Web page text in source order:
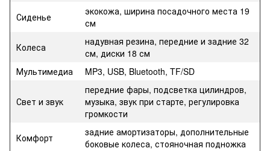
Сиденье
экокожа, ширина посадочного места 19
см
Колеса
надувная резина, передние и задние 32
см, диски 18 см
Мультимедиа
MP3, USB, Bluetooth, TF/SD
Свет и звук
передние фары, подсветка цилиндров,
музыка, звук при старте, регулировка
громкости
Комфорт
задние амортизаторы, дополнительные
боковые колеса, стояночная подножка